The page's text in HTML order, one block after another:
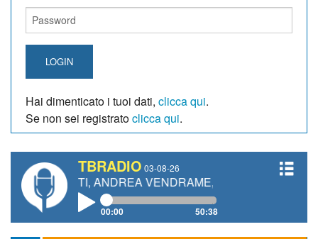
LOGIN
Hai dimenticato i tuoi dati, clicca qui.
Se non sei registratoclicca qui.
TBRADIO 03-08-26
ANDREA VENDRAME, FILIPPO FIORELLI
00:00 50:38